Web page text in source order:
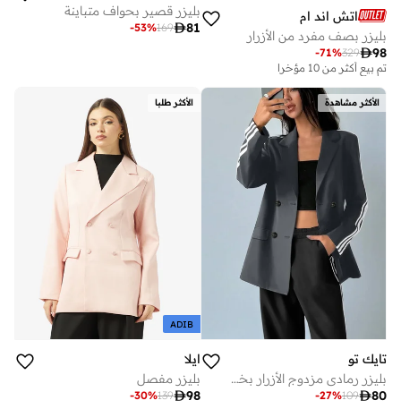
اتش اند ام
بليزر بصف مفرد من الأزرار
98
329
-71%
تم بيع أكثر من 10 مؤخرا
بليزر قصير بحواف متباينة
81
169
-53%
الأكثر مشاهدة
تايك تو
بليزر رمادي مزدوج الأزرار بخط جانبي
80
109
-27%
الأكثر طلبا
ADIB
ايلا
بليزر مفصل
98
139
-30%